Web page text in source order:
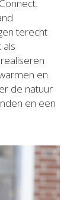
terecht
en
de natuur
en een